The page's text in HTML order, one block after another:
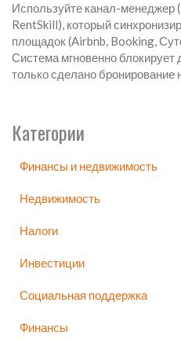
Используйте канал-менеджер
RentSkill), который
площадок (Airbnb, Booking,
Система мгновенно блокирует
только сделано бронирование
Категории
Финансы и недвижимость
Недвижимость
Налоги
Инвестиции
Социальная поддержка
Финансы